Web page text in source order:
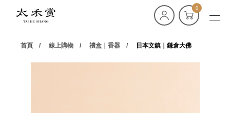
0
首頁 線上購物 禮盒｜香器 日本文鎮｜鎌倉大佛